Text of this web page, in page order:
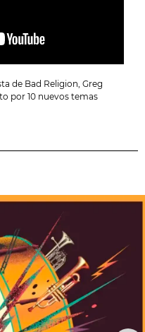
de Bad Religion, Greg
por 10 nuevos temas